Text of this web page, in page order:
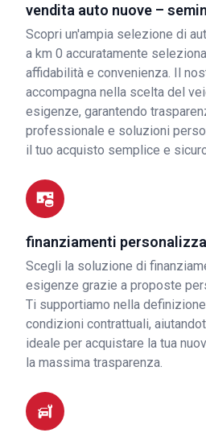
vendita auto nuove –
Scopri un'ampia selezione di
a km 0 accuratamente
affidabilità e convenienza. Il
accompagna nella scelta del
esigenze, garantendo
professionale e soluzioni
il tuo acquisto semplice e
finanziamenti
Scegli la soluzione di
esigenze grazie a proposte
Ti supportiamo nella
condizioni contrattuali,
ideale per acquistare la tua
la massima trasparenza.